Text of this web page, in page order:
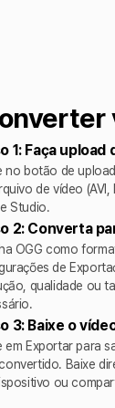
1: Faça upload
no botão de
de vídeo
Studio.
2: Converta
OGG como
de
qualidade ou
3: Baixe o
em Exportar para
Baixe
ou